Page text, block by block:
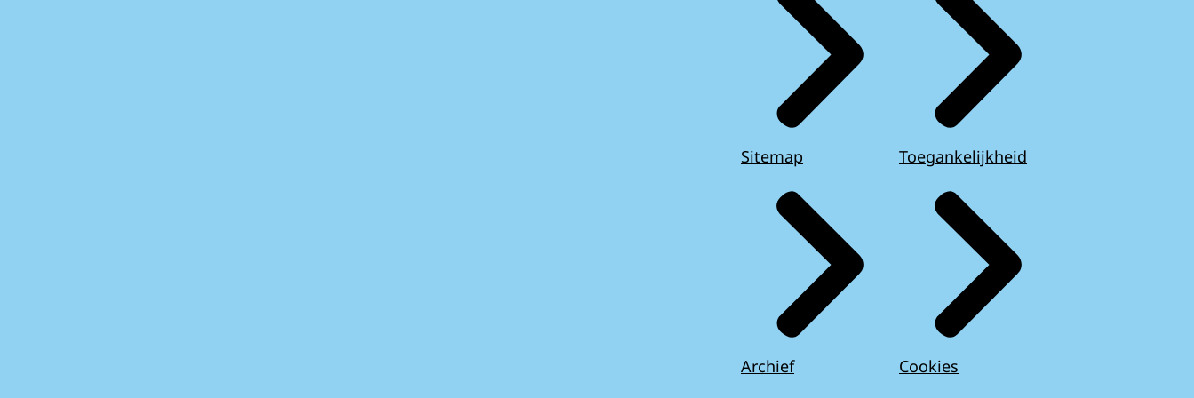
Sitemap
Archief
Toegankelijkheid
Cookies